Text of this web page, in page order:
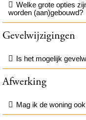
Welke grote opties
worden (aan)gebouwd?
Gevelwijzigingen
Is het mogelijk
Afwerking
Mag ik de woning